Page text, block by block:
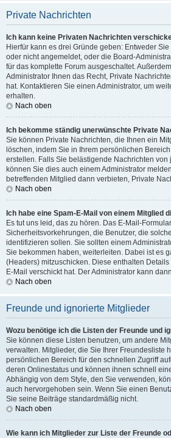
Private Nachrichten
Ich kann keine Privaten Nachrichten
Hierfür kann es drei Gründe geben: Entweder
oder nicht angemeldet, oder die Board-
für das komplette Forum ausgeschaltet.
Administrator Ihnen das Recht, Private
hat. Kontaktieren Sie einen Administrator, um
erhalten.
Nach oben
Ich bekomme ständig unerwünschte Private
Sie können Private Nachrichten, die Ihnen ein
löschen, indem Sie in Ihrem persönlichen
erstellen. Falls Sie belästigende Nachrichten von
können Sie dies auch einem Administrator
betreffenden Mitglied dann verbieten, Private
Nach oben
Ich habe eine Spam-E-Mail von einem Mitglied
Es tut uns leid, das zu hören. Das E-Mail-
Sicherheitsvorkehrungen, die Benutzer, die
identifizieren sollen. Sie sollten einem
Sie bekommen haben, weiterleiten. Dabei ist es
(Headers) mitzuschicken. Diese enthalten
E-Mail verschickt hat. Der Administrator kann
Nach oben
Freunde und ignorierte Mitglieder
Wozu benötige ich die Listen der Freunde und
Sie können diese Listen benutzen, um andere
verwalten. Mitglieder, die Sie Ihrer Freundesliste
persönlichen Bereich für den schnellen Zugriff
deren Onlinestatus und können ihnen schnell
Abhängig von dem Style, den Sie verwenden,
auch hervorgehoben sein. Wenn Sie einen
Sie seine Beiträge standardmäßig nicht.
Nach oben
Wie kann ich Mitglieder zur Liste der Freunde